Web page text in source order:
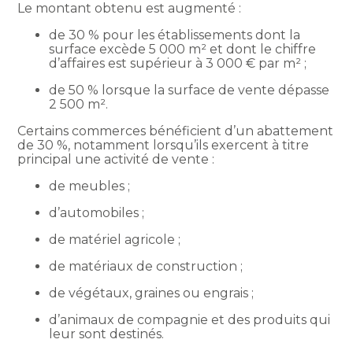
Le montant obtenu est augmenté :
de 30 % pour les établissements dont la
surface excède 5 000 m² et dont le chiffre
d’affaires est supérieur à 3 000 € par m² ;
de 50 % lorsque la surface de vente dépasse
2 500 m².
Certains commerces bénéficient d’un abattement
de 30 %, notamment lorsqu’ils exercent à titre
principal une activité de vente :
de meubles ;
d’automobiles ;
de matériel agricole ;
de matériaux de construction ;
de végétaux, graines ou engrais ;
d’animaux de compagnie et des produits qui
leur sont destinés.